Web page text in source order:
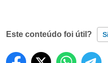
Este conteúdo foi útil?